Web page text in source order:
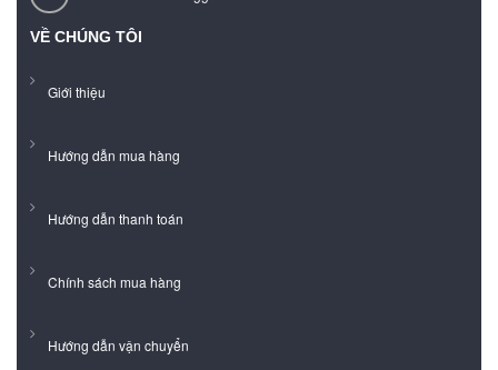
VỀ CHÚNG TÔI
Giới thiệu
Hướng dẫn mua hàng
Hướng dẫn thanh toán
Chính sách mua hàng
Hướng dẫn vận chuyển